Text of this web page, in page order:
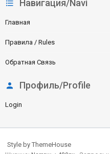
Навигация/Navi
Главная
Правила / Rules
Обратная Связь
Профиль/Profile
Login
Style by ThemeHouse